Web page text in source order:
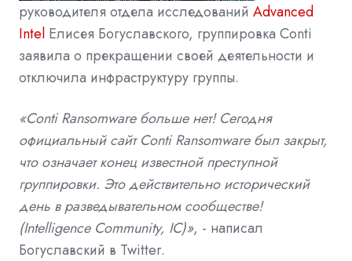
руководителя отдела исследований Advanced
Intel Елисея Богуславского, группировка Conti
заявила о прекращении своей деятельности и
отключила инфраструктуру группы.
«Conti Ransomware больше нет! Сегодня
официальный сайт Conti Ransomware был закрыт,
что означает конец известной преступной
группировки. Это действительно исторический
день в разведывательном сообществе!
(Intelligence Community, IC)», - написал
Богуславский в Twitter.